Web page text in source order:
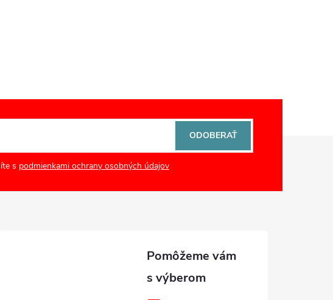
s podmienkami ochrany osobných údajov
ODOBERAŤ